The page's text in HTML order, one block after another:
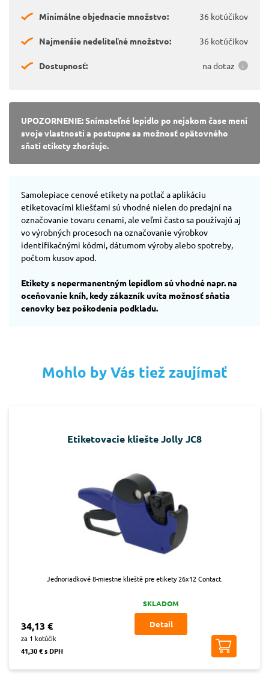
Minimálne objednacie množstvo: 36 kotúčikov
Najmenšie nedeliteľné množstvo: 36 kotúčikov
Dostupnosť: na dotaz
UPOZORNENIE: Snímateľné lepidlo po nejakom čase mení
svoje vlastnosti a postupne sa možnosť opätovného
sňatí etikety zhoršuje.
Samolepiace cenové etikety na potlač a aplikáciu
etiketovacími kliešťami sú vhodné nielen do predajní na
označovanie tovaru cenami, ale veľmi často sa používajú aj
vo výrobných procesoch na označovanie výrobkov
identifikačnými kódmi, dátumom výroby alebo spotreby,
počtom kusov apod.
Etikety s nepermanentným lepidlom sú vhodné napr. na
oceňovanie kníh, kedy zákazník uvíta možnosť sňatia
cenovky bez poškodenia podkladu.
Mohlo by Vás tiež zaujímať
Etiketovacie kliešte Jolly JC8
Jednoriadkové 8-miestne klieště pre etikety 26x12 Contact.
34,13 €
za 1 kotúčik
41,30 € s DPH
SKLADOM
Detail